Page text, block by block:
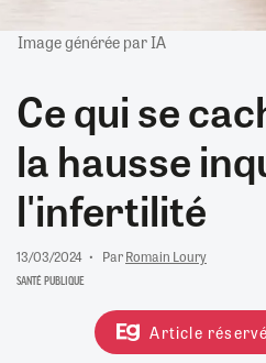
Image générée par IA
Ce qui se
la hausse
l'infertilité
13/03/2024 ParRomain Loury
SANTÉ PUBLIQUE
Article